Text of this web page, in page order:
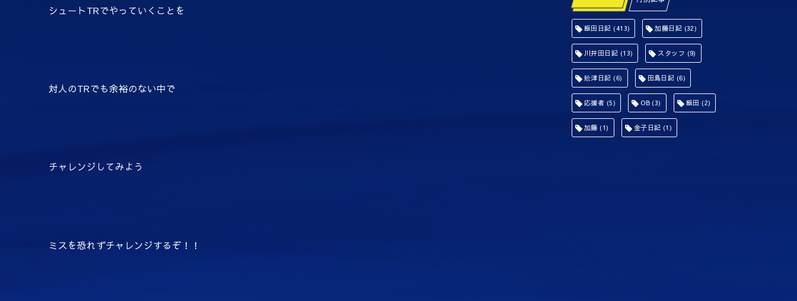
シュートTRでやっていくことを
対人のTRでも余裕のない中で
チャレンジしてみよう
ミスを恐れずチャレンジするぞ！！
飯田日記 (413) 加藤日記 (32)
川井田日記 (13) スタッフ (9)
舩津日記 (6) 田島日記 (6)
応援者 (5) OB(3) 飯田 (2)
加藤 (1) 金子日記 (1)